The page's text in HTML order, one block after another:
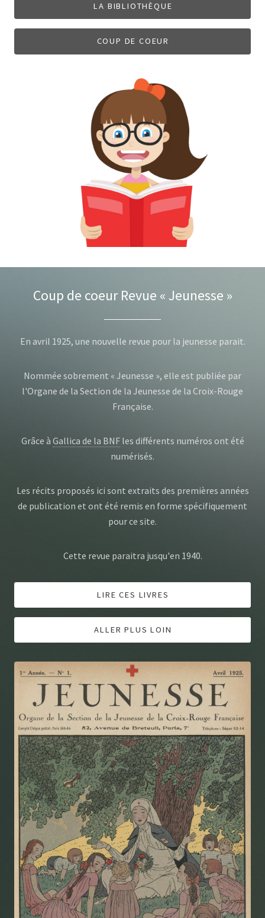
LA BIBLIOTHÈQUE
COUP DE COEUR
Coup de coeurRevue « Jeunesse »
En avril 1925, une nouvelle revue pour la jeunesse parait.
Nommée sobrement « Jeunesse », elle est publiée par
l'Organe de la Section de la Jeunesse de la Croix-Rouge
Française.
Grâce à Gallica de la BNFles différents numéros ont été
numérisés.
Les récits proposés ici sont extraits des premières années
de publication et ont été remis en forme spécifiquement
pour ce site.
Cette revue paraitra jusqu'en 1940.
LIRE CES LIVRES
ALLER PLUS LOIN